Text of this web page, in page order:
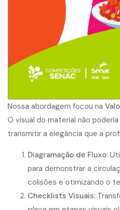
Nossa abordagem focou na
O visual do material não poderia
transmitir a elegância que a
Diagramação de Fluxo:
para demonstrar a
colisões e otimizando o
Checklists Visuais: